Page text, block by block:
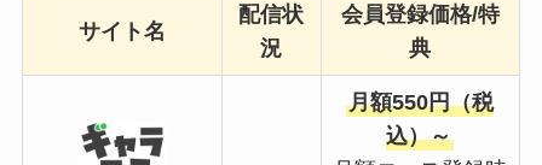
サイト名
配信状
況
会員登録価格/特
典
月額550円（税
込）～